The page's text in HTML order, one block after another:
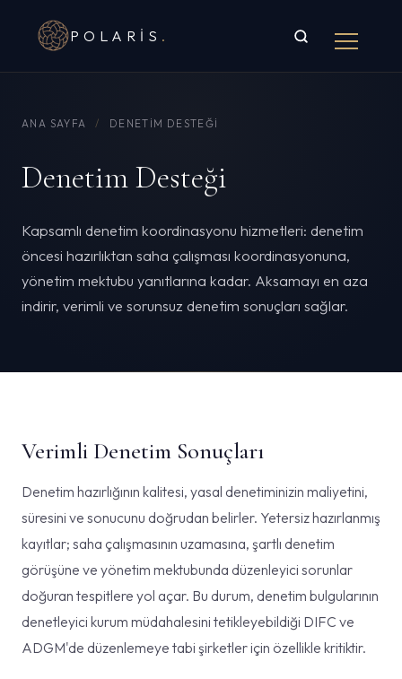
POLARIS .
ANA SAYFA / DENETIM DESTEĞI
Denetim Desteği
Kapsamlı denetim koordinasyonu hizmetleri: denetim
öncesi hazırlıktan saha çalışması koordinasyonuna,
yönetim mektubu yanıtlarına kadar. Aksamayı en aza
indirir, verimli ve sorunsuz denetim sonuçları sağlar.
Verimli Denetim Sonuçları
Denetim hazırlığının kalitesi, yasal denetiminizin maliyetini,
süresini ve sonucunu doğrudan belirler. Yetersiz hazırlanmış
kayıtlar; saha çalışmasının uzamasına, şartlı denetim
görüşüne ve yönetim mektubunda düzenleyici sorunlar
doğuran tespitlere yol açar. Bu durum, denetim bulgularının
denetleyici kurum müdahalesini tetikleyebildiği DIFC ve
ADGM'de düzenlemeye tabi şirketler için özellikle kritiktir.